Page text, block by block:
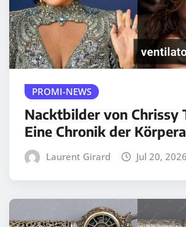
PROMI-NEWS
Nacktbilder von Chrissy
Eine Chronik der
Laurent Girard Jul 20, 2026